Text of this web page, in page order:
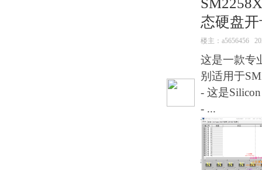
态硬盘
楼主： a5656456
这是一款专
别适用于
- 这是
- ...